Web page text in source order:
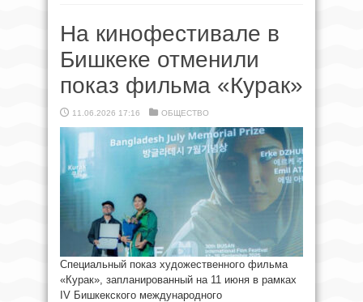
На кинофестивале в
Бишкеке отменили
показ фильма «Курак»
11.06.2026 17:16 ОБЩЕСТВО
Специальный показ художественного фильма
«Курак», запланированный на 11 июня в рамках
IV Бишкекского международного